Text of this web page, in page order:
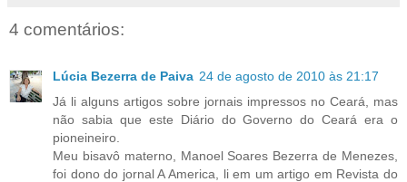
4 comentários:
Lúcia Bezerra de Paiva 24 de agosto de 2010 às 21:17
Já li alguns artigos sobre jornais impressos no Ceará, mas
não sabia que este Diário do Governo do Ceará era o
pioneineiro.
Meu bisavô materno, Manoel Soares Bezerra de Menezes,
foi dono do jornal A America, li em um artigo em Revista do